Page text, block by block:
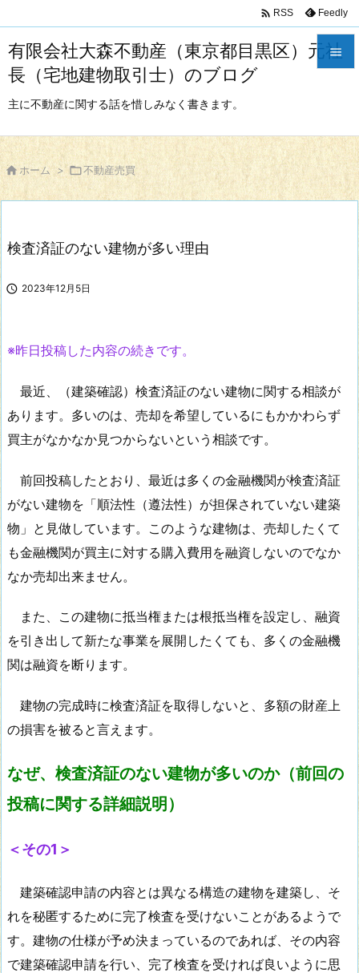
有限会社大森不動産（東京都目黒区）元社
長（宅地建物取引士）のブログ
主に不動産に関する話を惜しみなく書きます。

サイド

前へ
 RSS Feedly
 ホーム > 不動産売買
検査済証のない建物が多い理由
 2023年12月5日
※昨日投稿した内容の続きです。
最近、（建築確認）検査済証のない建物に関する相談が
あります。多いのは、売却を希望しているにもかかわらず
買主がなかなか見つからないという相談です。
前回投稿したとおり、最近は多くの金融機関が検査済証
がない建物を「順法性（遵法性）が担保されていない建築
物」と見做しています。このような建物は、売却したくて
も金融機関が買主に対する購入費用を融資しないのでなか
なか売却出来ません。
また、この建物に抵当権または根抵当権を設定し、融資
を引き出して新たな事業を展開したくても、多くの金融機
関は融資を断ります。
建物の完成時に検査済証を取得しないと、多額の財産上
の損害を被ると言えます。
なぜ、検査済証のない建物が多いのか（前回の
投稿に関する詳細説明）
＜その1＞
建築確認申請の内容とは異なる構造の建物を建築し、そ
れを秘匿するために完了検査を受けないことがあるようで
す。建物の仕様が予め決まっているのであれば、その内容
で建築確認申請を行い、完了検査を受ければ良いように思